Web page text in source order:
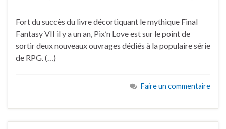
Fort du succès du livre décortiquant le mythique Final
Fantasy VII il y a un an, Pix’n Love est sur le point de
sortir deux nouveaux ouvrages dédiés à la populaire série
de RPG. (…)
Faire un commentaire